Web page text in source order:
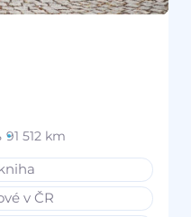
91 512 km
v ČR